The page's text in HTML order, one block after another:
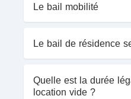
Le bail mobilité
Le bail de résidence
Quelle est la durée
location vide ?